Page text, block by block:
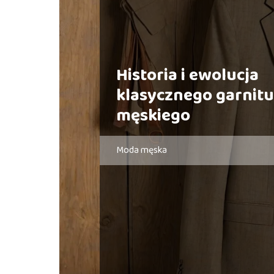
Historia i ewolucja
klasycznego
męskiego
Moda męska